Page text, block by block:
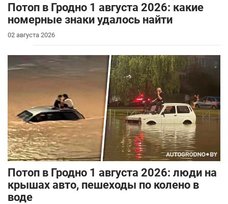
Потоп в Гродно 1 августа 2026: какие
номерные знаки удалось найти
02 августа 2026
Потоп в Гродно 1 августа 2026: люди на
крышах авто, пешеходы по колено в
воде